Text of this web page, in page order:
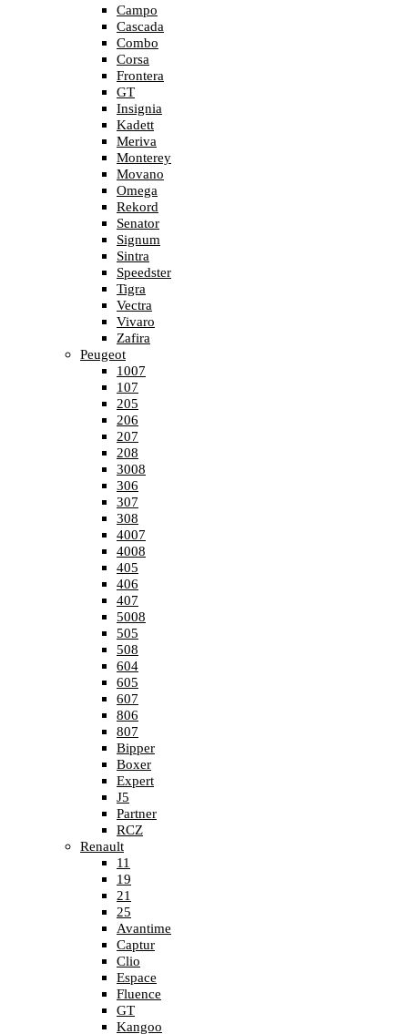
Campo
Cascada
Combo
Corsa
Frontera
GT
Insignia
Kadett
Meriva
Monterey
Movano
Omega
Rekord
Senator
Signum
Sintra
Speedster
Tigra
Vectra
Vivaro
Zafira
Peugeot
1007
107
205
206
207
208
3008
306
307
308
4007
4008
405
406
407
5008
505
508
604
605
607
806
807
Bipper
Boxer
Expert
J5
Partner
RCZ
Renault
11
19
21
25
Avantime
Captur
Clio
Espace
Fluence
GT
Kangoo